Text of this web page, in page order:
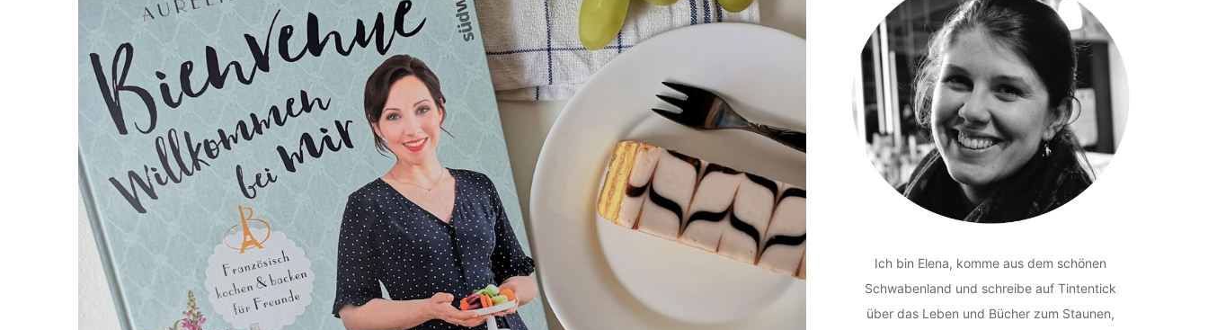
Ich bin Elena, komme aus dem schönen
Schwabenland und schreibe auf Tintentick
über das Leben und Bücher zum Staunen,